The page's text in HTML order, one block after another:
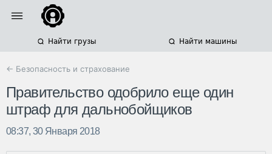
Найти грузы Найти машины
← Безопасность и страхование
Правительство одобрило еще один
штраф для дальнобойщиков
08:37, 30 Января 2018